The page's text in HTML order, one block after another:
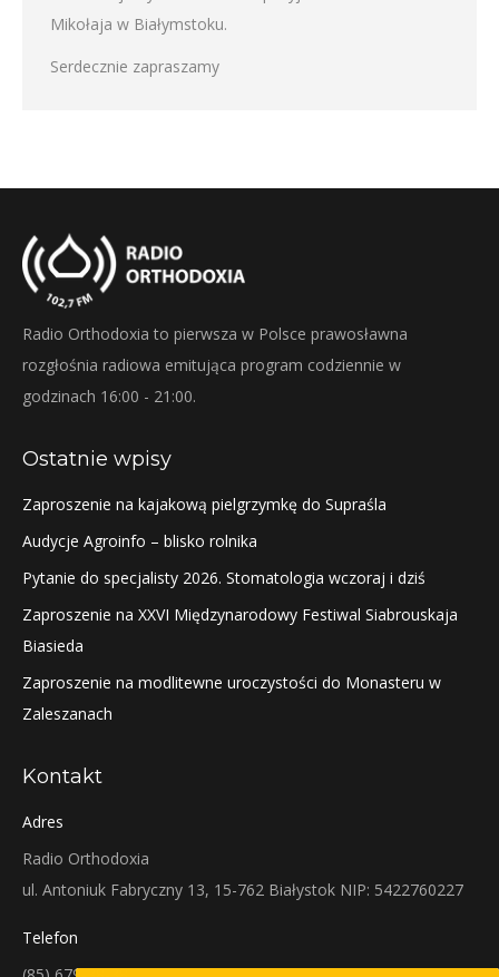
Mikołaja w Białymstoku.
Serdecznie zapraszamy
Radio Orthodoxia to pierwsza w Polsce prawosławna
rozgłośnia radiowa emitująca program codziennie w
godzinach 16:00 - 21:00.
Ostatnie wpisy
Zaproszenie na kajakową pielgrzymkę do Supraśla
Audycje Agroinfo – blisko rolnika
Pytanie do specjalisty 2026. Stomatologia wczoraj i dziś
Zaproszenie na XXVI Międzynarodowy Festiwal Siabrouskaja
Biasieda
Zaproszenie na modlitewne uroczystości do Monasteru w
Zaleszanach
Kontakt
Adres
Radio Orthodoxia
ul. Antoniuk Fabryczny 13, 15-762 Białystok NIP: 5422760227
Telefon